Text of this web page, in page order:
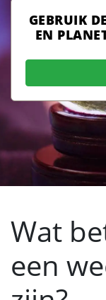
GEBRUIK
EN
Wat
een